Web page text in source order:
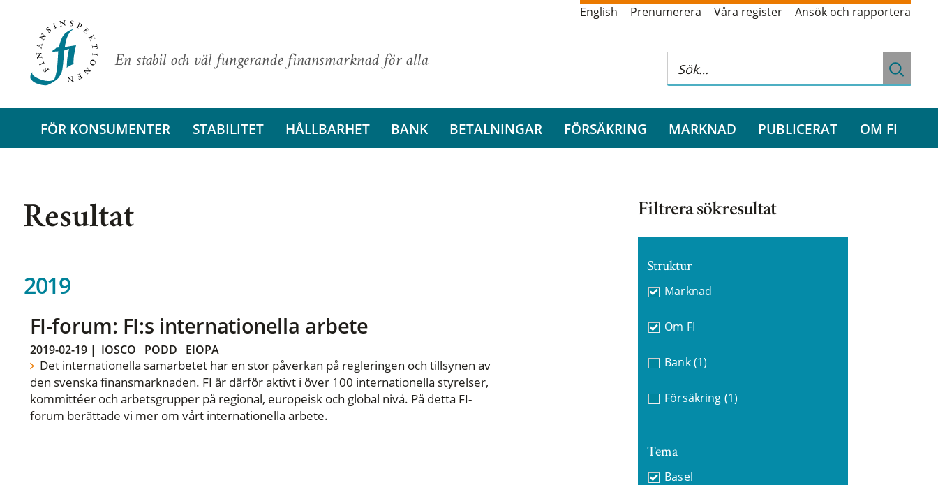
En stabil och väl fungerande finansmarknad för alla
English Prenumerera Våra register Ansök och rapportera
FÖR KONSUMENTER STABILITET HÅLLBARHET BANK BETALNINGAR FÖRSÄKRING MARKNAD PUBLICERAT OM FI
Resultat
2019
FI-forum: FI:s internationella arbete
2019-02-19| IOSCO PODD EIOPA
Det internationella samarbetet har en stor påverkan på regleringen och tillsynen av
den svenska finansmarknaden. FI är därför aktivt i över 100 internationella styrelser,
kommittéer och arbetsgrupper på regional, europeisk och global nivå. På detta FI-
forum berättade vi mer om vårt internationella arbete.
Filtrera sökresultat
Struktur
Marknad
Om FI
Bank (1)
Försäkring (1)
Tema
Basel